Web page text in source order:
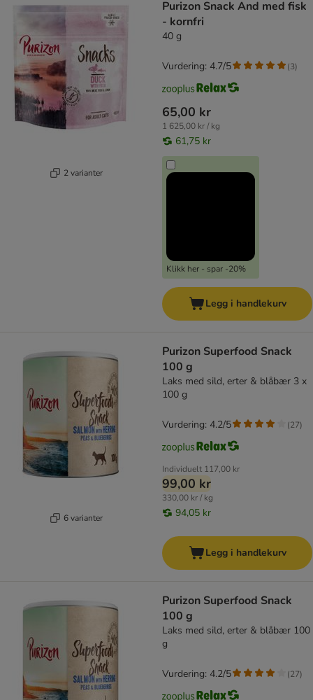
2 varianter
Purizon Snack And med fisk
- kornfri
40 g
65,00 kr
1 625,00 kr / kg
61,75 kr
Klikk her - spar -20%
Vurdering: 4.7/5 (3)
Legg i handlekurv
6 varianter
Purizon Superfood Snack
100 g
Laks med sild, erter & blåbær 3 x
100 g
Individuelt 117,00 kr
99,00 kr
330,00 kr / kg
94,05 kr
Vurdering: 4.2/5 (27)
Legg i handlekurv
Purizon Superfood Snack
100 g
Laks med sild, erter & blåbær 100
g
Vurdering: 4.2/5 (27)